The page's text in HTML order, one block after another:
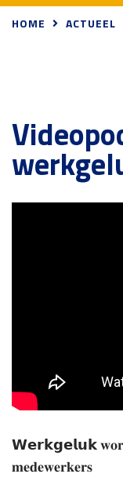
HOME ACTUEEL
𝗪𝗲𝗿𝗸𝗴𝗲𝗹𝘂𝗸 𝐰𝐨𝐫𝐝𝐭
𝐦𝐞𝐝𝐞𝐰𝐞𝐫𝐤𝐞𝐫𝐬